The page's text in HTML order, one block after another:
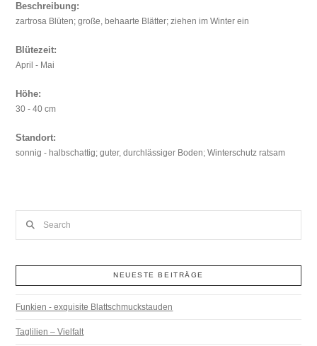
Beschreibung:
zartrosa Blüten; große, behaarte Blätter; ziehen im Winter ein
Blütezeit:
April - Mai
Höhe:
30 - 40 cm
Standort:
sonnig - halbschattig; guter, durchlässiger Boden; Winterschutz ratsam
NEUESTE BEITRÄGE
Funkien - exquisite Blattschmuckstauden
Taglilien – Vielfalt